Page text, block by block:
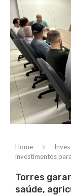
Home
investimentos
Torres
saúde,